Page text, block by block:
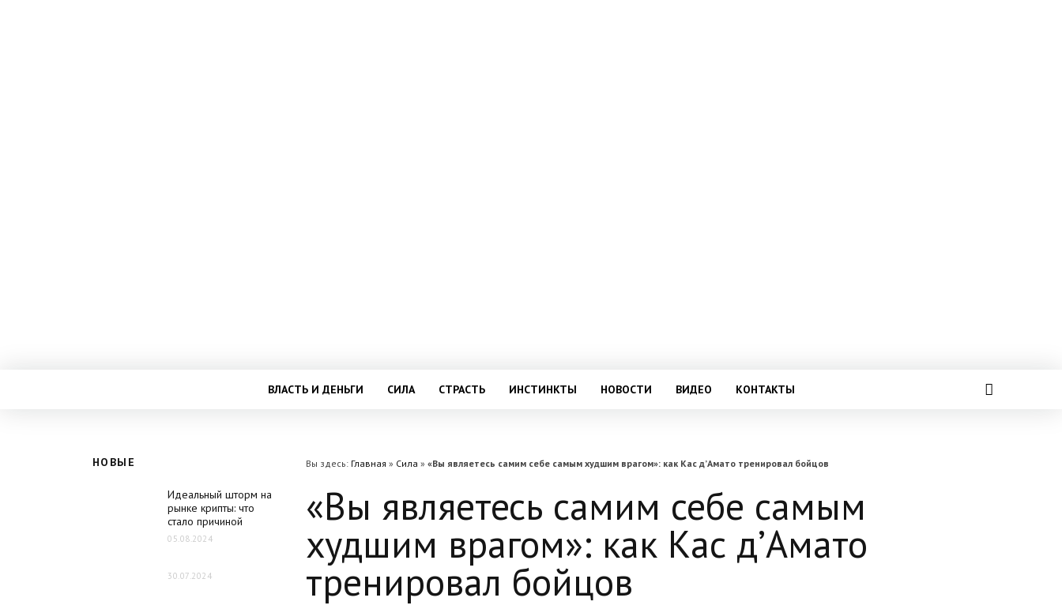
ВЛАСТЬ И ДЕНЬГИ СИЛА СТРАСТЬ ИНСТИНКТЫ НОВОСТИ ВИДЕО КОНТАКТЫ
НОВЫЕ
Идеальный шторм на
рынке крипты: что
стало причиной
05.08.2024
30.07.2024
Вы здесь: Главная » Сила » «Вы являетесь самим себе самым худшим врагом»: как Кас д’Амато тренировал бойцов
«Вы являетесь самим себе самым
худшим врагом»: как Кас д’Амато
тренировал бойцов